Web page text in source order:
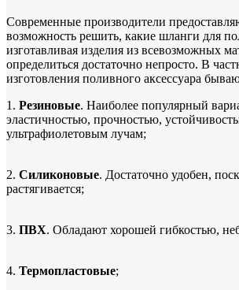
Современные производители
возможность решить, какие шланги для
изготавливая изделия из всевозможных
определиться достаточно непросто. В
изготовления поливного аксессуара
1. Резиновые. Наиболее популярный
эластичностью, прочностью,
ультрафиолетовым лучам;
2. Силиконовые. Достаточно удобен,
растягивается;
3. ПВХ. Обладают хорошей гибкостью,
4. Термопластовые;